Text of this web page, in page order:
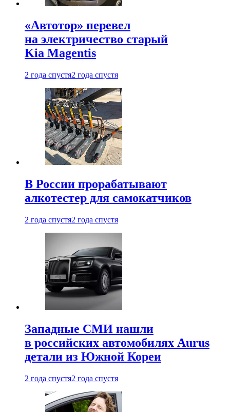
«Автотор» перевел
на электричество старый
Kia Magentis
2 года спустя2 года спустя
В России прорабатывают
алкотестер для самокатчиков
2 года спустя2 года спустя
Западные СМИ нашли
в российских автомобилях Aurus
детали из Южной Кореи
2 года спустя2 года спустя